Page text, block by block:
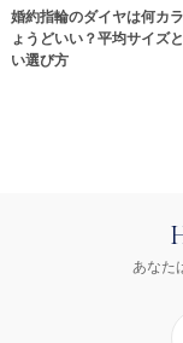
婚約指輪のダイヤは何カ
ょうどいい？平均サイズ
い選び方
あなた